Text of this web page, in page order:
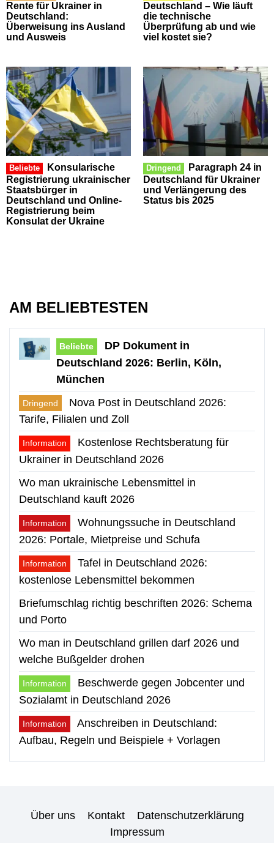
Rente für Ukrainer in
Deutschland:
Überweisung ins Ausland
und Ausweis
Deutschland – Wie läuft
die technische
Überprüfung ab und wie
viel kostet sie?
Beliebte
Konsularische
Registrierung ukrainischer
Staatsbürger in
Deutschland und Online-
Registrierung beim
Konsulat der Ukraine
Dringend
Paragraph 24 in
Deutschland für Ukrainer
und Verlängerung des
Status bis 2025
AM BELIEBTESTEN
Beliebte
DP Dokument in
Deutschland 2026: Berlin, Köln,
München
Dringend
Nova Post in Deutschland 2026:
Tarife, Filialen und Zoll
Information
Kostenlose Rechtsberatung für
Ukrainer in Deutschland 2026
Wo man ukrainische Lebensmittel in
Deutschland kauft 2026
Information
Wohnungssuche in Deutschland
2026: Portale, Mietpreise und Schufa
Information
Tafel in Deutschland 2026:
kostenlose Lebensmittel bekommen
Briefumschlag richtig beschriften 2026: Schema
und Porto
Wo man in Deutschland grillen darf 2026 und
welche Bußgelder drohen
Information
Beschwerde gegen Jobcenter und
Sozialamt in Deutschland 2026
Information
Anschreiben in Deutschland:
Aufbau, Regeln und Beispiele + Vorlagen
Über uns Kontakt
Datenschutzerklärung
Impressum